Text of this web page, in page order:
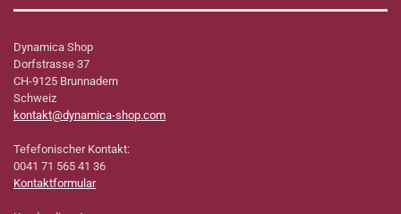
Dynamica Shop
Dorfstrasse 37
CH-9125 Brunnadern
Schweiz
kontakt@dynamica-shop.com
Tefefonischer Kontakt:
0041 71 565 41 36
Kontaktformular